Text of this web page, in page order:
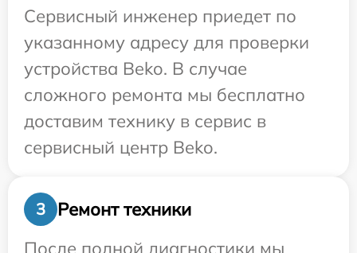
Сервисный инженер приедет по
указанному адресу для проверки
устройства Beko. В случае
сложного ремонта мы бесплатно
доставим технику в сервис в
сервисный центр Beko.
3
Ремонт техники
После полной диагностики мы